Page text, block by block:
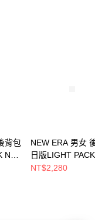
背包
NEW ERA 男女
日版LIGHT
黑 NE12728266
NT$2,280